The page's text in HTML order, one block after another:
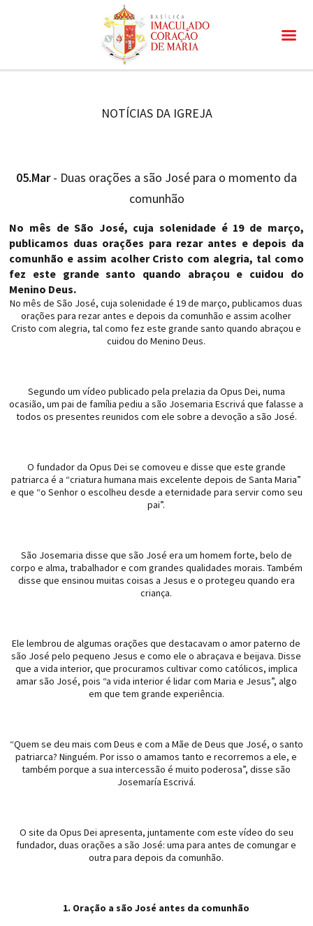
NOTÍCIAS DA IGREJA
05.Mar- Duas orações a são José para o momento da
comunhão
No mês de São José, cuja solenidade é 19 de março,
publicamos duas orações para rezar antes e depois da
comunhão e assim acolher Cristo com alegria, tal como
fez este grande santo quando abraçou e cuidou do
Menino Deus.
No mês de São José, cuja solenidade é 19 de março, publicamos duas
orações para rezar antes e depois da comunhão e assim acolher
Cristo com alegria, tal como fez este grande santo quando abraçou e
cuidou do Menino Deus.
Segundo um vídeo publicado pela prelazia da Opus Dei, numa
ocasião, um pai de família pediu a são Josemaria Escrivá que falasse a
todos os presentes reunidos com ele sobre a devoção a são José.
O fundador da Opus Dei se comoveu e disse que este grande
patriarca é a “criatura humana mais excelente depois de Santa Maria”
e que “o Senhor o escolheu desde a eternidade para servir como seu
pai”.
São Josemaria disse que são José era um homem forte, belo de
corpo e alma, trabalhador e com grandes qualidades morais. Também
disse que ensinou muitas coisas a Jesus e o protegeu quando era
criança.
Ele lembrou de algumas orações que destacavam o amor paterno de
são José pelo pequeno Jesus e como ele o abraçava e beijava. Disse
que a vida interior, que procuramos cultivar como católicos, implica
amar são José, pois “a vida interior é lidar com Maria e Jesus”, algo
em que tem grande experiência.
“Quem se deu mais com Deus e com a Mãe de Deus que José, o santo
patriarca? Ninguém. Por isso o amamos tanto e recorremos a ele, e
também porque a sua intercessão é muito poderosa”, disse são
Josemaría Escrivá.
O site da Opus Dei apresenta, juntamente com este vídeo do seu
fundador, duas orações a são José: uma para antes de comungar e
outra para depois da comunhão.
1. Oração a são José antes da comunhão